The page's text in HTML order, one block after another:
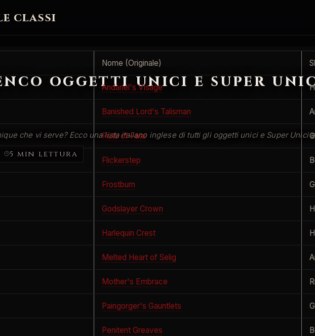
oggetti unici e super
che vi serve? Ecco una lista italiano inglese di tutti gli oggetti unici e Super Unici
5 min lettura
classi
Nome (Originale)
Andariel's Visage
Banished Lord's Talisman
Fists of Fate
Flickerstep
Frostburn
Godslayer Crown
Harlequin Crest
Melted Heart of Selig
Mother's Embrace
Paingorger's Gauntlets
Penitent Greaves